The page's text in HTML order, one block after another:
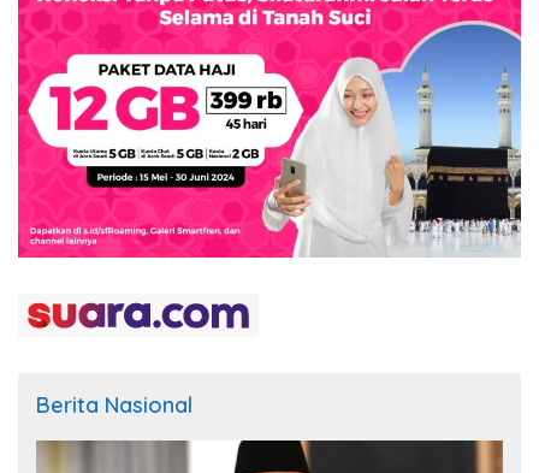
Berita Nasional